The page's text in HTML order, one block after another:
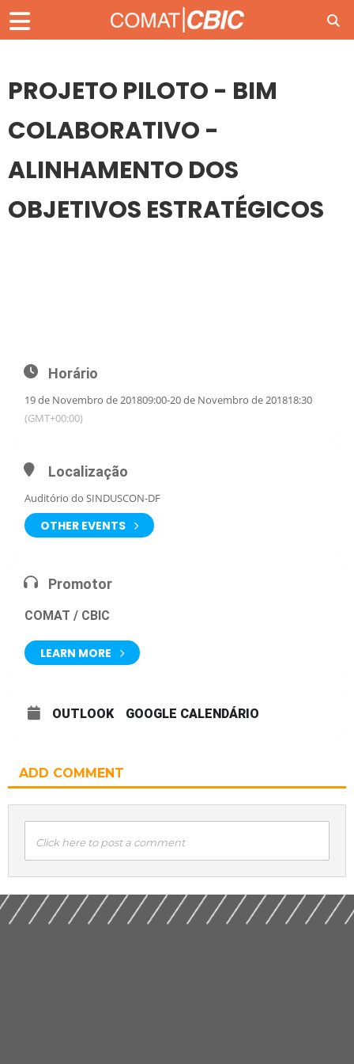
PROJETO PILOTO - BIM
COLABORATIVO -
ALINHAMENTO DOS
OBJETIVOS ESTRATÉGICOS
Horário
19 de Novembro de 201809:00-20 de Novembro de 201818:30
(GMT+00:00)
Localização
Auditório do SINDUSCON-DF
OTHER EVENTS
Promotor
COMAT / CBIC
LEARN MORE
OUTLOOK GOOGLE CALENDÁRIO
ADD COMMENT
Click here to post a comment